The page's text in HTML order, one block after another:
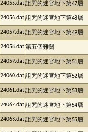
24055.dat 詛咒的迷宮地下第47層
24056.dat 詛咒的迷宮地下第48層
24057.dat 詛咒的迷宮地下第49層
24058.dat 第五個難關
24059.dat 詛咒的迷宮地下第51層
24060.dat 詛咒的迷宮地下第52層
24061.dat 詛咒的迷宮地下第53層
24062.dat 詛咒的迷宮地下第54層
24063.dat 詛咒的迷宮地下第55層